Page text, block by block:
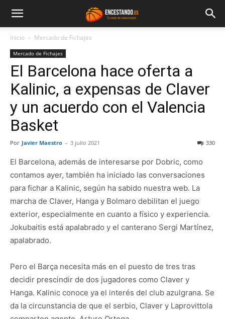
Inicio Mercado de Fichajes
Mercado de Fichajes
El Barcelona hace oferta a
Kalinic, a expensas de Claver
y un acuerdo con el Valencia
Basket
Por Javier Maestro - 3 julio 2021 330
El Barcelona, además de interesarse por Dobric, como
contamos ayer, también ha iniciado las conversaciones
para fichar a Kalinic, según ha sabido nuestra web. La
marcha de Claver, Hanga y Bolmaro debilitan el juego
exterior, especialmente en cuanto a físico y experiencia.
Jokubaitis está apalabrado y el canterano Sergi Martínez,
apalabrado.
Pero el Barça necesita más en el puesto de tres tras
decidir prescindir de dos jugadores como Claver y
Hanga. Kalinic conoce ya el interés del club azulgrana. Se
da la circunstancia de que el serbio, Claver y Laprovittola